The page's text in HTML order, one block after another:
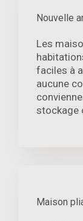
Nouvelle
Les
faciles à
aucune
stockage
Maison